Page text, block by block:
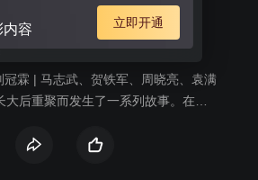
内容 立即开通
霖 | 马志武、贺铁军、周晓亮、袁满
后重聚而发生了一系列故事。在同
医生袁满再次重逢聚首，还邂逅了从